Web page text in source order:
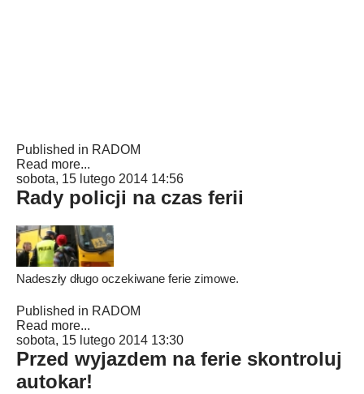
Published in RADOM
Read more...
sobota, 15 lutego 2014 14:56
Rady policji na czas ferii
Nadeszły długo oczekiwane ferie zimowe.
Published in RADOM
Read more...
sobota, 15 lutego 2014 13:30
Przed wyjazdem na ferie skontroluj
autokar!